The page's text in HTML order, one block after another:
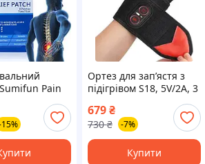
Pain
Ортез для зап’ястя з
підігрівом S18, 5V/2A, 3
режими нагріву, 3 рівні
вібрації
679 ₴
730 ₴ -7%
Купити